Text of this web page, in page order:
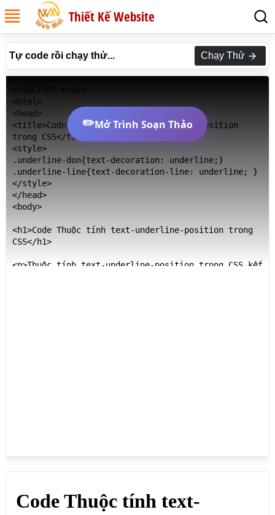
Thiết Kế Website
Tự code rồi chạy thử... Chạy Thử
<html>
<head>
<title>Code Thuộc tính text-underline-position
trong CSS</title>
<style>
.underline-don{text-decoration: underline;}
.underline-line{text-decoration-line: underline; }
</style>
</head>
<body>
<h1>Code Thuộc tính text-underline-position trong
CSS</h1>
<p>Thuộc tính text-underline-position trong CSS kết
<p class="underline-don" style="text-underline-
position: right;">text-underline-position: right;
✏️Mở Trình Soạn Thảo